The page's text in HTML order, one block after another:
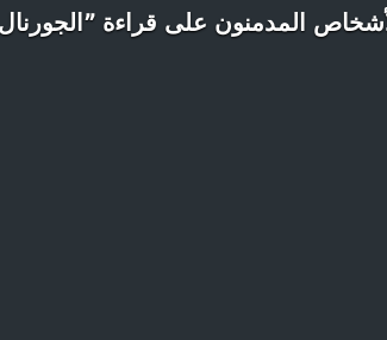
المدمنون على قراءة